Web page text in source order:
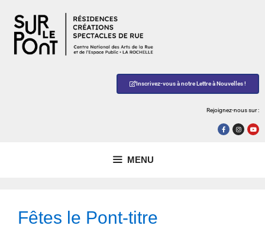
Inscrivez-vous à notre Lettre à Nouvelles !
Rejoignez-nous sur :
MENU
Fêtes le Pont-titre